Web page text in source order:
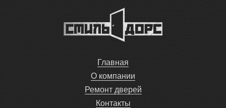
Главная
О компании
Ремонт дверей
Контакты